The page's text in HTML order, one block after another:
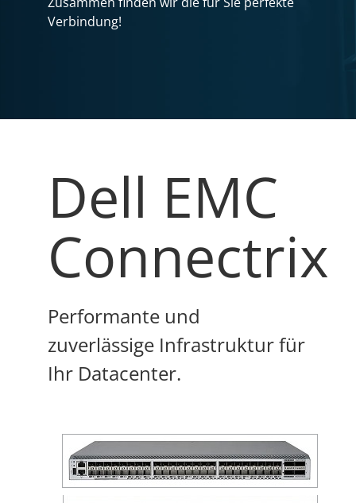
Verbindung!
Dell EMC
Connectrix
Performante und
zuverlässige Infrastruktur für
Ihr Datacenter.